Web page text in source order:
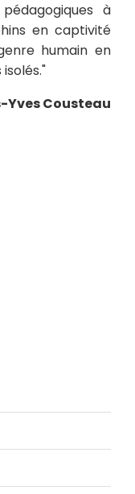
à
en captivité
humain en
Yves Cousteau